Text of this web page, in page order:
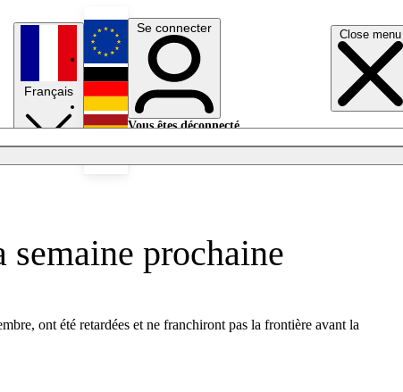
Close menu
Français
English
Deutsch
Se connecter
Vous êtes déconnecté.
semaine prochaine
ont été retardées et ne franchiront pas la frontière avant la